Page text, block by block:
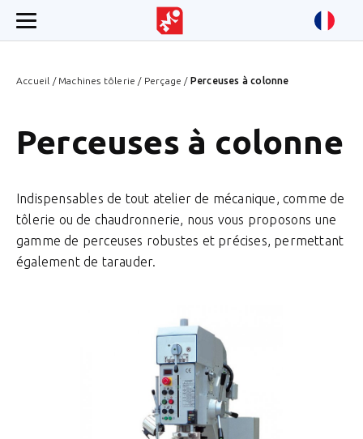
Accueil / Machines tôlerie / Perçage / Perceuses à colonne
Perceuses à colonne
Indispensables de tout atelier de mécanique, comme de
tôlerie ou de chaudronnerie, nous vous proposons une
gamme de perceuses robustes et précises, permettant
également de tarauder.